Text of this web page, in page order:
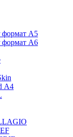
формат А5
формат А6
А4